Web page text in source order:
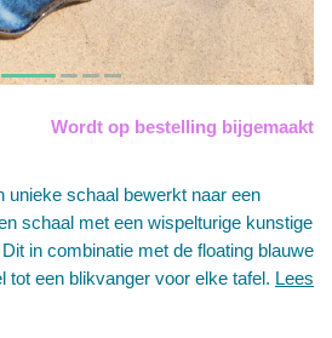
Wordt op bestelling bijgemaakt
unieke schaal bewerkt naar een
schaal met een wispelturige kunstige
in combinatie met de floating blauwe
tot een blikvanger voor elke tafel. Lees